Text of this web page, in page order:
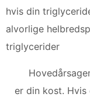
hvis din
alvorlige
triglycerider
er din kost. Hvis